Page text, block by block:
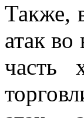
Также,
атак
часть